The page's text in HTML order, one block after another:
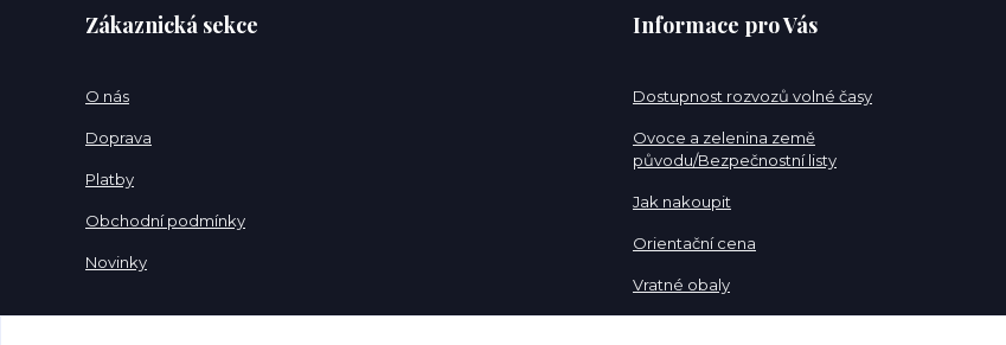
Zákaznická sekce
O nás
Doprava
Platby
Obchodní podmínky
Novinky
Informace pro Vás
Dostupnost rozvozů volné časy
Ovoce a zelenina země
původu/Bezpečnostní listy
Jak nakoupit
Orientační cena
Vratné obaly